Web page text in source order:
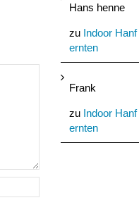
Hans henne
zu Indoor
ernten
Frank
zu Indoor
ernten